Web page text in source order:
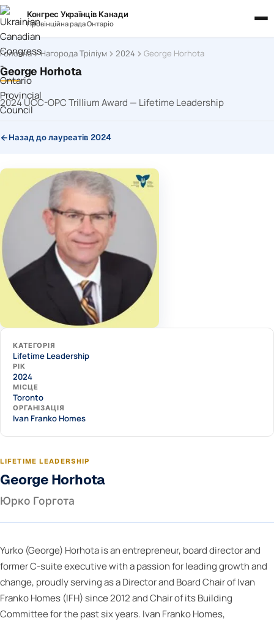
Конгрес Українців Канади
Провінційна рада Онтаріо
Головна Нагорода Тріліум 2024 George Horhota
George Horhota
2024 UCC-OPC Trillium Award — Lifetime Leadership
Назад до лауреатів 2024
КАТЕГОРІЯ
Lifetime Leadership
РІК
2024
МІСЦЕ
Toronto
ОРГАНІЗАЦІЯ
Ivan Franko Homes
LIFETIME LEADERSHIP
George Horhota
Юрко Горгота
Yurko (George) Horhota is an entrepreneur, board director and
former C-suite executive with a passion for leading growth and
change, proudly serving as a Director and Board Chair of Ivan
Franko Homes (IFH) since 2012 and Chair of its Building
Committee for the past six years. Ivan Franko Homes,